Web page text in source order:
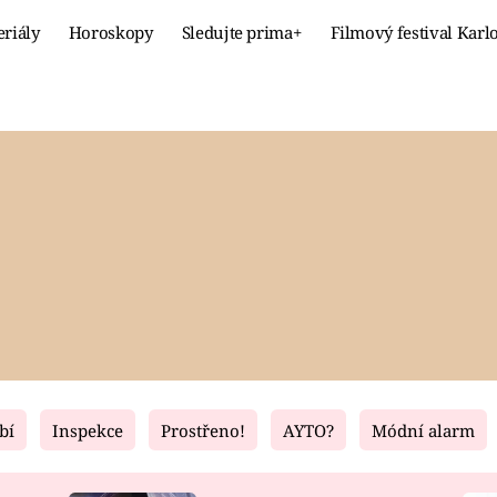
Horoskopy Sledujte prima+ Filmový festival
Fresh Living
Inspekce Prostřeno! AYTO? Módní alarm